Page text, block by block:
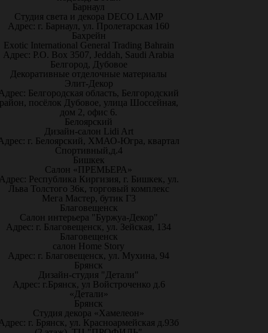
Барнаул
Студия света и декора DECO LAMP
Адрес: г. Барнаул, ул. Пролетарская 160
Бахрейн
Exotic International General Trading Bahrain
Адрес: P.O. Box 3507, Jeddah, Saudi Arabia
Белгород, Дубовое
Декоративные отделочные материалы
Элит-Декор
Белгородская область, Белгородский
посёлок Дубовое, улица Шоссейная,
дом 2, офис 6.
Белоярский
Дизайн-салон Lidi Art
г. Белоярский, ХМАО-Югра, квартал
Спортивный,д.4
Бишкек
Салон «ПРЕМЬЕРА»
Республика Киргизия, г. Бишкек, ул.
Льва Толстого 36к, торговый комплекс
Мега Мастер, бутик Г3
Благовещенск
Салон интерьера "Буржуа-Декор"
Адрес: г. Благовещенск, ул. Зейская, 134
Благовещенск
салон Home Story
Адрес: г. Благовещенск, ул. Мухина, 94
Брянск
Дизайн-студия "Детали"
Адрес: г.Брянск, ул Войстроченко д.6
«Детали»
Брянск
Студия декора «Хамелеон»
г. Брянск, ул. Красноармейская д.93б